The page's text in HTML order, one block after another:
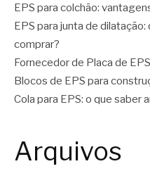
EPS para colchão:
EPS para junta de
comprar?
Fornecedor de Placa de
Blocos de EPS para
Cola para EPS: o que saber
Arquivos